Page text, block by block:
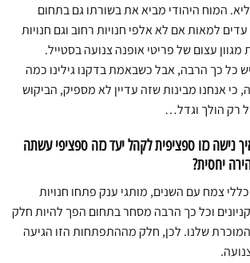
המוח היהודי מביא את בשורתו גם בתחום
למאות אם לא אלפי חנויות רחוב וגם חנויות
מגוון עצום של פריטי אופנה צנועה בסטייל.
כל כך הרבה, אבל כשבאמת בדקנו גילינו כמה
אנחנו מבינות שזה עדיין לא מספיק, הביקוש
רק הולך וגדל…
נישה כזו ספציפית לקהל יעד כזה ספציפי עשתה
יחסית?
צמח עם השנים, מותגי ענק פתחו חנויות
וכל כך הרבה מסחר בתחום הפך להיות חלק
שלנו. לכן, חלק מההתפתחות הזו הגיעה